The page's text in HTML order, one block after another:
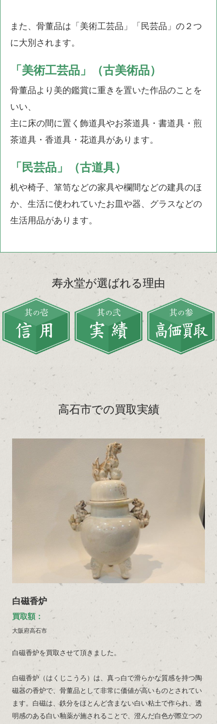
また、骨董品は「美術工芸品」「民芸品」の２つ
に大別されます。
「美術工芸品」（古美術品）
骨董品より美的鑑賞に重きを置いた作品のことを
いい、
主に床の間に置く飾道具やお茶道具・書道具・煎
茶道具・香道具・花道具があります。
「民芸品」（古道具）
机や椅子、箪笥などの家具や欄間などの建具のほ
か、生活に使われていたお皿や器、グラスなどの
生活用品があります。
寿永堂が選ばれる理由
高石市での買取実績
白磁香炉
買取額：
大阪府高石市
白磁香炉を買取させて頂きました。
白磁香炉（はくじこうろ）は、真っ白で滑らかな質感を持つ陶
磁器の香炉で、骨董品として非常に価値が高いものとされてい
ます。白磁は、鉄分をほとんど含まない白い粘土で作られ、透
明感のある白い釉薬が施されることで、澄んだ白色が際立つの